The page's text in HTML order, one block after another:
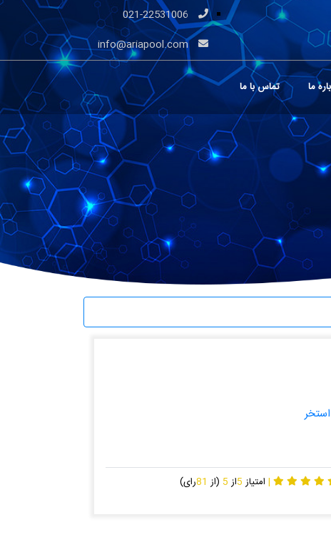
info@ariapool.com
ما تماس با ما
| امتیاز 5از 5 (از 81رای)